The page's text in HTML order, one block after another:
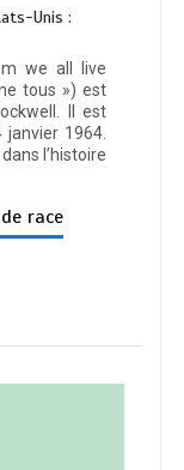
Unis :
we all live
tous ») est
Il est
1964.
l’histoire
race